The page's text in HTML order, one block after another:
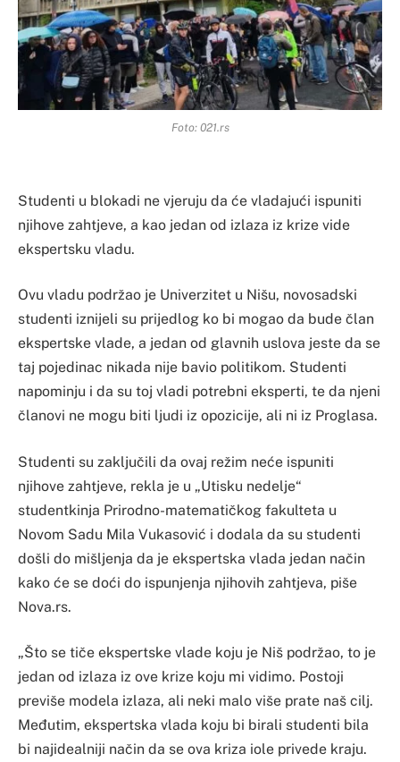
Foto: 021.rs
Studenti u blokadi ne vjeruju da će vladajući ispuniti
njihove zahtjeve, a kao jedan od izlaza iz krize vide
ekspertsku vladu.
Ovu vladu podržao je Univerzitet u Nišu, novosadski
studenti iznijeli su prijedlog ko bi mogao da bude član
ekspertske vlade, a jedan od glavnih uslova jeste da se
taj pojedinac nikada nije bavio politikom. Studenti
napominju i da su toj vladi potrebni eksperti, te da njeni
članovi ne mogu biti ljudi iz opozicije, ali ni iz Proglasa.
Studenti su zaključili da ovaj režim neće ispuniti
njihove zahtjeve, rekla je u „Utisku nedelje“
studentkinja Prirodno-matematičkog fakulteta u
Novom Sadu Mila Vukasović i dodala da su studenti
došli do mišljenja da je ekspertska vlada jedan način
kako će se doći do ispunjenja njihovih zahtjeva, piše
Nova.rs.
„Što se tiče ekspertske vlade koju je Niš podržao, to je
jedan od izlaza iz ove krize koju mi vidimo. Postoji
previše modela izlaza, ali neki malo više prate naš cilj.
Međutim, ekspertska vlada koju bi birali studenti bila
bi najidealniji način da se ova kriza iole privede kraju.